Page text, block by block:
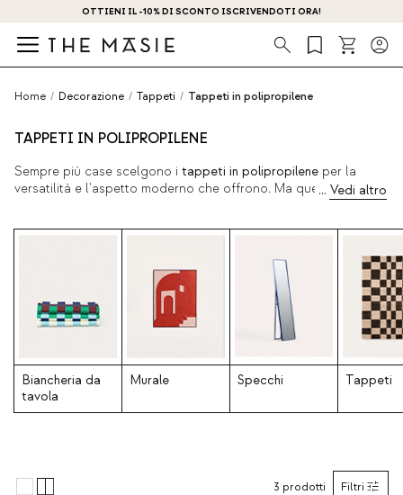
OTTIENI IL -10% DI SCONTO ISCRIVENDOTI ORA!
Ricerca
Home / Decorazione / Tappeti / Tappeti in polipropilene
TAPPETI IN POLIPROPILENE
Sempre più case scelgono i tappeti in polipropilene per la
versatilità e l'aspetto moderno che offrono. Ma questi non
personalizzabili grazie alle caratteristiche di questo materiale.
Di seguito sono elencate le nostre principali collezioni e alcuni
dei loro principali vantaggi.
Biancheria da
tavola
Murale Specchi Tappeti
Filtri
3 prodotti